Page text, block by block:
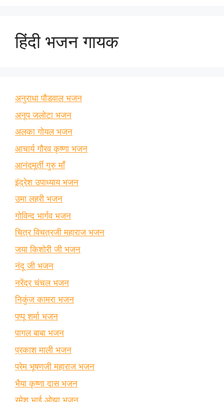
हिंदी भजन गायक
अनुराधा पौडवाल भजन
अनूप जलोटा भजन
अलका गोयल भजन
आचार्य गौरव कृष्णा भजन
आनंदमूर्ती गुरु माँ
इंद्रेश उपाध्याय भजन
उमा लहरी भजन
गोविन्द भार्गव भजन
चित्र विचत्रजी महाराज भजन
जया किशोरी जी भजन
नंदू जी भजन
नरेंद्र चंचल भजन
निकुंज कामरा भजन
पप्पू शर्मा भजन
पागल बाबा भजन
प्रकाश माली भजन
प्रेम भूषणजी महाराज भजन
भैया कृष्णा दास भजन